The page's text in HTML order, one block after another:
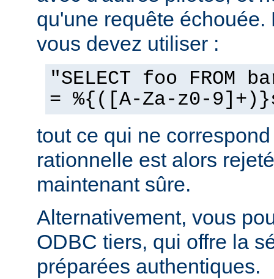
qu'une requête
vous devez utiliser :
"SELECT foo FROM
= %{([A-Za-z0-
tout ce qui ne
rationnelle est alors
maintenant sûre.
Alternativement, vous
ODBC tiers, qui offre la
préparées authentiques.